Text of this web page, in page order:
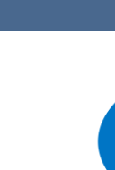
to